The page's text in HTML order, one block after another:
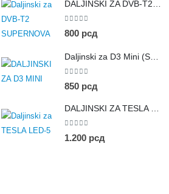
0 out of 5
800 рсд
850 рсд
1.200 рсд